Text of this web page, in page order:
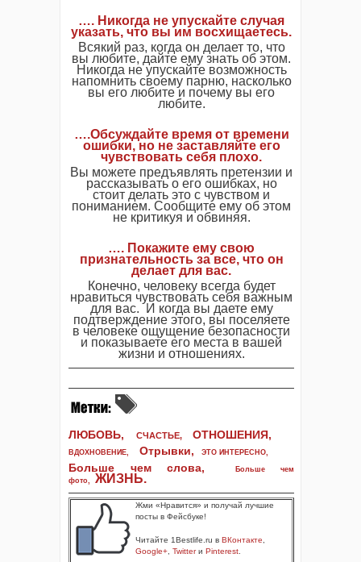
…. Никогда не упускайте случая
указать, что вы им восхищаетесь.
Всякий раз, когда он делает то, что
вы любите, дайте ему знать об этом.
Никогда не упускайте возможность
напомнить своему парню, насколько
вы его любите и почему вы его
любите.
….Обсуждайте время от времени
ошибки, но не заставляйте его
чувствовать себя плохо.
Вы можете предъявлять претензии и
рассказывать о его ошибках, но
стоит делать это с чувством и
пониманием. Сообщите ему об этом
не критикуя и обвиняя.
…. Покажите ему свою
признательность за все, что он
делает для вас.
Конечно, человеку всегда будет
нравиться чувствовать себя важным
для вас. И когда вы даете ему
подтверждение этого, вы поселяете
в человеке ощущение безопасности
и показываете его места в вашей
жизни и отношениях.
ЛЮБОВЬ, СЧАСТЬЕ, ОТНОШЕНИЯ,
ВДОХНОВЕНИЕ, Отрывки, ЭТО ИНТЕРЕСНО,
Больше чем слова,
Больше чем
фото, ЖИЗНЬ.
Жми «Нравится» и получай лучшие
посты в Фейсбуке!
Читайте 1Bestlife.ru в ВКонтакте
Google+ Twitterи Pinterest